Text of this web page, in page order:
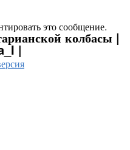
это сообщение.
колбасы |
|